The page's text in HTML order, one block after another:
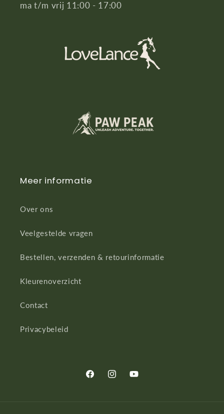
ma t/m vrij 11:00 - 17:00
Meer informatie
Over ons
Veelgestelde vragen
Bestellen, verzenden & retourinformatie
Kleurenoverzicht
Contact
Privacybeleid
FacebookInstagramYouTube